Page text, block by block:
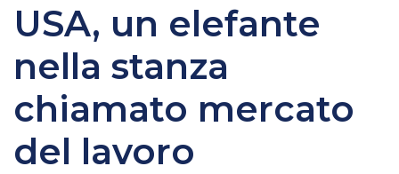
USA, un elefante
nella stanza
chiamato mercato
del lavoro